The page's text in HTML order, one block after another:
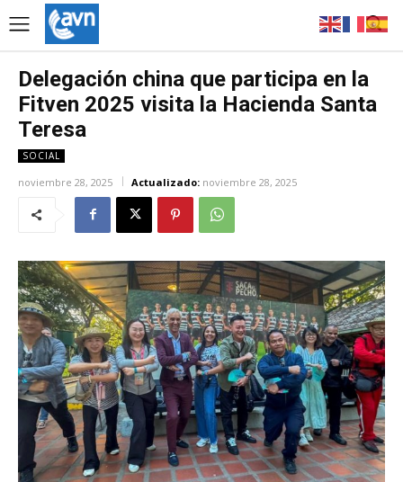
Delegación china que participa en la
Fitven 2025 visita la Hacienda Santa
Teresa
SOCIAL
noviembre 28, 2025 Actualizado: noviembre 28, 2025